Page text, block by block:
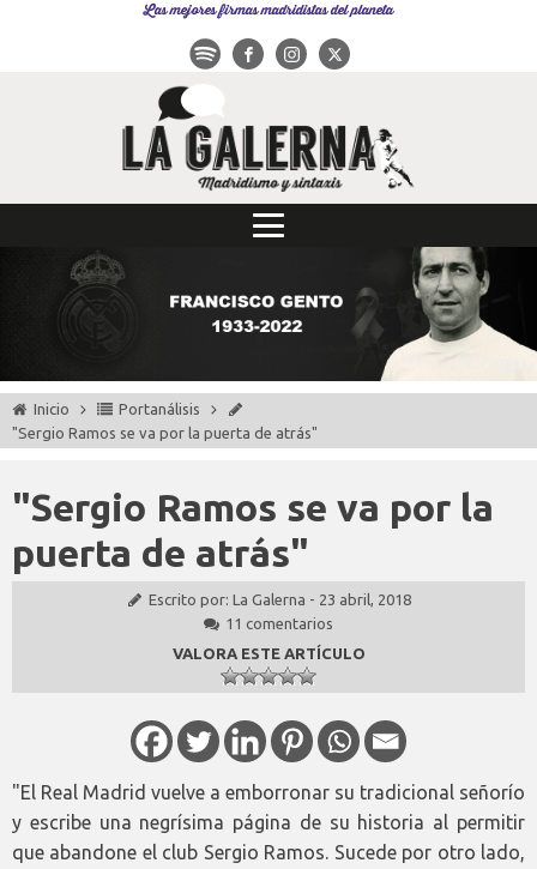
Las mejores firmas madridistas del planeta
Inicio
Portanálisis
"Sergio Ramos se va por la puerta de atrás"
"Sergio Ramos se va por la
puerta de atrás"
Escrito por: La Galerna - 23 abril, 2018
11 comentarios
VALORA ESTE ARTÍCULO
"El Real Madrid vuelve a emborronar su tradicional señorío
y escribe una negrísima página de su historia al permitir
que abandone el club Sergio Ramos. Sucede por otro lado,